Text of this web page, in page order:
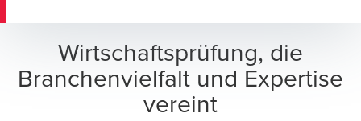
Wirtschaftsprüfung, die
Branchenvielfalt und Expertise
vereint